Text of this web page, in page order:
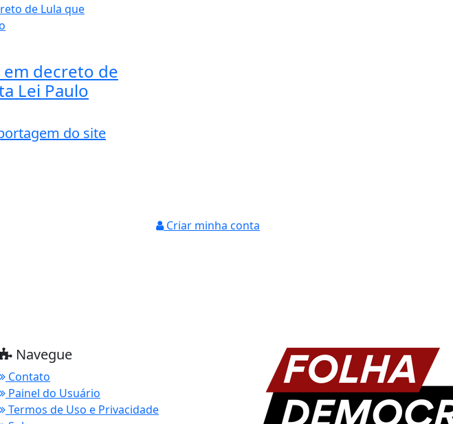
decreto de
Lei Paulo
do site
Criar minha conta
Navegue
Contato
Painel do Usuário
Termos de Uso e Privacidade